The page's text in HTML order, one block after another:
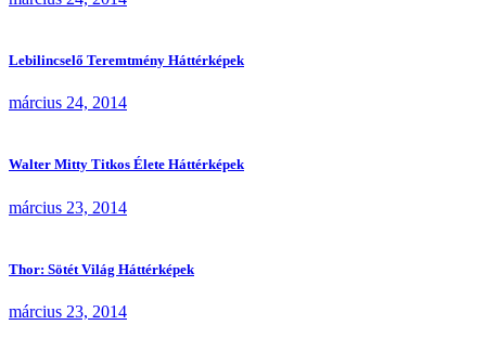
Lebilincselő Teremtmény Háttérképek
március 24, 2014
Walter Mitty Titkos Élete Háttérképek
március 23, 2014
Thor: Sötét Világ Háttérképek
március 23, 2014